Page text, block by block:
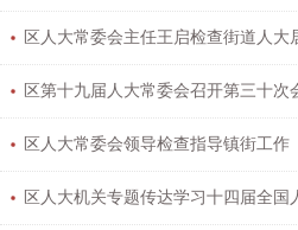
会工作区人大常委会主任王启检查街道人大
行情况区第十九届人大常委会召开第三十次
区人大常委会领导检查指导镇街工作
区人大机关专题传达学习十四届全国